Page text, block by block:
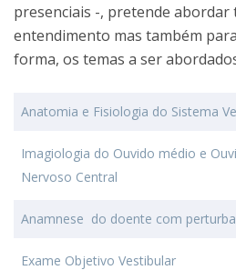
presenciais -, pretende abordar
entendimento mas também
forma, os temas a ser
Anatomia e Fisiologia do Sistema
Imagiologia do Ouvido médio e
Nervoso Central
Anamnese do doente com
Exame Objetivo Vestibular